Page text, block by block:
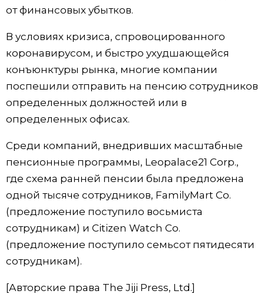
Токио
От редакции
от финансовых убытков.
В условиях кризиса, спровоцированного
коронавирусом, и быстро ухудшающейся
конъюнктуры рынка, многие компании
поспешили отправить на пенсию сотрудников
определенных должностей или в
определенных офисах.
Среди компаний, внедривших масштабные
пенсионные программы, Leopalace21 Corp.,
где схема ранней пенсии была предложена
одной тысяче сотрудников, FamilyMart Co.
(предложение поступило восьмиста
сотрудникам) и Citizen Watch Co.
(предложение поступило семьсот пятидесяти
сотрудникам).
[Авторские права The Jiji Press, Ltd.]